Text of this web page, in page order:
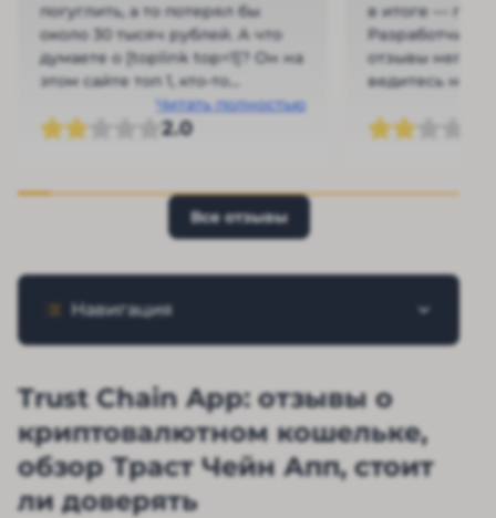
погуглить, а то потерял бы
около 30 тысяч рублей. А что
думаете о [toplink top=1]? Он на
этом сайте топ 1, кто-то
пробовал с ними работать?
Читать полностью
2.0
в итоге —
Разработчики
отзывы
ведитесь на
Все отзывы
Навигация
Trust Chain App: отзывы о
криптовалютном кошельке,
обзор Траст Чейн Апп, стоит
ли доверять